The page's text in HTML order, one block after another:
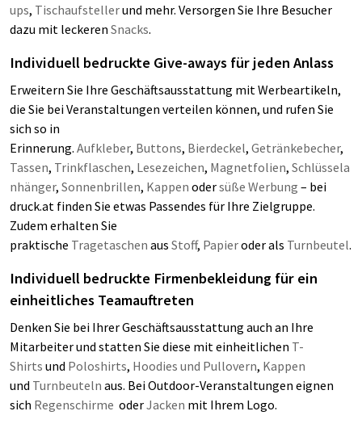
ups, Tischaufstellerund mehr. Versorgen Sie Ihre Besucher
dazu mit leckeren Snacks.
Individuell bedruckte Give-aways für jeden Anlass
Erweitern Sie Ihre Geschäftsausstattung mit Werbeartikeln,
die Sie bei Veranstaltungen verteilen können, und rufen Sie
sich so in
Erinnerung. Aufkleber, Buttons, Bierdeckel, Getränkebecher,
Tassen, Trinkflaschen, Lesezeichen, Magnetfolien, Schlüssela
nhänger, Sonnenbrillen, Kappen odersüße Werbung – bei
druck.at finden Sie etwas Passendes für Ihre Zielgruppe.
Zudem erhalten Sie
praktische Tragetaschen aus Stoff, Papieroder als Turnbeutel.
Individuell bedruckte Firmenbekleidung für ein
einheitliches Teamauftreten
Denken Sie bei Ihrer Geschäftsausstattung auch an Ihre
Mitarbeiter und statten Sie diese mit einheitlichen T-
Shirts und Poloshirts, Hoodies und Pullovern, Kappen
und Turnbeuteln aus. Bei Outdoor-Veranstaltungen eignen
sich Regenschirme oderJacken mit Ihrem Logo.